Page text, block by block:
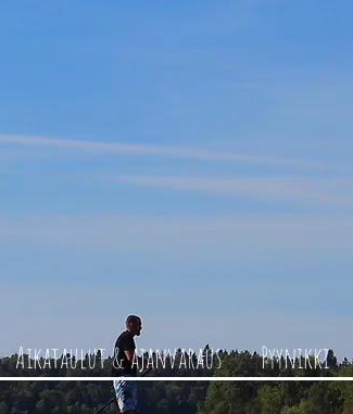
Aikataulut & ajanvaraus Pyynikki